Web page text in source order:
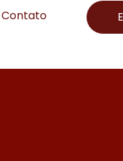
Contato